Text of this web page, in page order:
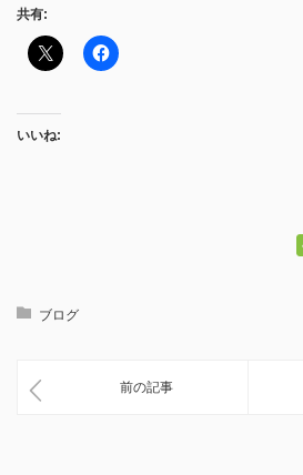
共有:
いいね:
ブログ
前の記事